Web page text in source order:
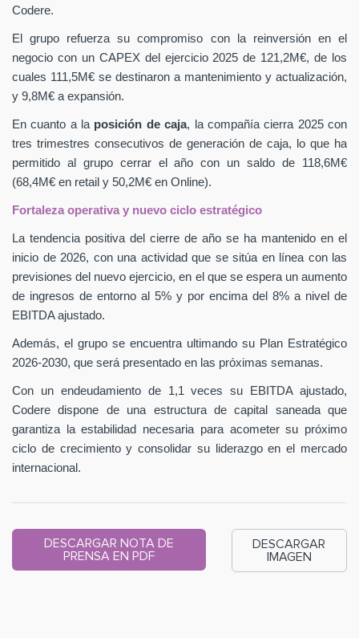
Codere.
El grupo refuerza su compromiso con la reinversión en el
negocio con un CAPEX del ejercicio 2025 de 121,2M€, de los
cuales 111,5M€ se destinaron a mantenimiento y actualización,
y 9,8M€ a expansión.
En cuanto a la posición de caja, la compañía cierra 2025 con
tres trimestres consecutivos de generación de caja, lo que ha
permitido al grupo cerrar el año con un saldo de 118,6M€
(68,4M€ en retail y 50,2M€ en Online).
Fortaleza operativa y nuevo ciclo estratégico
La tendencia positiva del cierre de año se ha mantenido en el
inicio de 2026, con una actividad que se sitúa en línea con las
previsiones del nuevo ejercicio, en el que se espera un aumento
de ingresos de entorno al 5% y por encima del 8% a nivel de
EBITDA ajustado.
Además, el grupo se encuentra ultimando su Plan Estratégico
2026-2030, que será presentado en las próximas semanas.
Con un endeudamiento de 1,1 veces su EBITDA ajustado,
Codere dispone de una estructura de capital saneada que
garantiza la estabilidad necesaria para acometer su próximo
ciclo de crecimiento y consolidar su liderazgo en el mercado
internacional.
DESCARGAR NOTA DE
PRENSA EN PDF
DESCARGAR
IMAGEN